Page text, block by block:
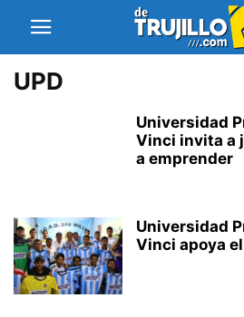
UPD
Universidad
Vinci invita a
a emprender
Universidad
Vinci apoya